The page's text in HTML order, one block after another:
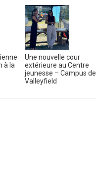
à la
Une nouvelle cour
extérieure au Centre
jeunesse – Campus de
Valleyfield